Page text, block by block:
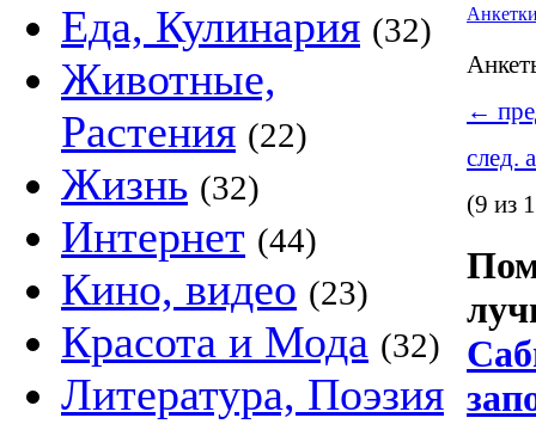
Еда, Кулинария (32)
Животные,
Растения (22)
Жизнь (32)
Интернет (44)
Кино, видео (23)
Красота и Мода (32)
Литература, Поэзия
←
след.
(9 из